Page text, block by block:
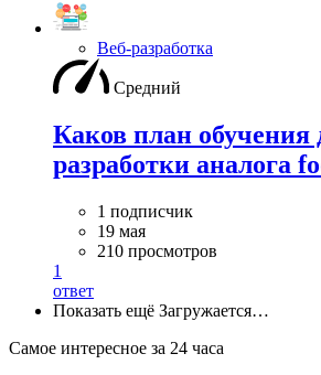
Веб-разработка
Средний
Каков план обучения
разработки аналога
1 подписчик
19 мая
210 просмотров
1
ответ
Показать ещё Загружается…
Самое интересное за 24 часа